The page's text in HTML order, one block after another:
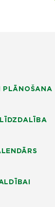
PLĀNOŠANA